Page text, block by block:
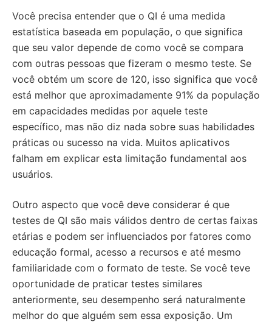
Você precisa entender que o QI é uma medida
estatística baseada em população, o que significa
que seu valor depende de como você se compara
com outras pessoas que fizeram o mesmo teste. Se
você obtém um score de 120, isso significa que você
está melhor que aproximadamente 91% da população
em capacidades medidas por aquele teste
específico, mas não diz nada sobre suas habilidades
práticas ou sucesso na vida. Muitos aplicativos
falham em explicar esta limitação fundamental aos
usuários.
Outro aspecto que você deve considerar é que
testes de QI são mais válidos dentro de certas faixas
etárias e podem ser influenciados por fatores como
educação formal, acesso a recursos e até mesmo
familiaridade com o formato de teste. Se você teve
oportunidade de praticar testes similares
anteriormente, seu desempenho será naturalmente
melhor do que alguém sem essa exposição. Um